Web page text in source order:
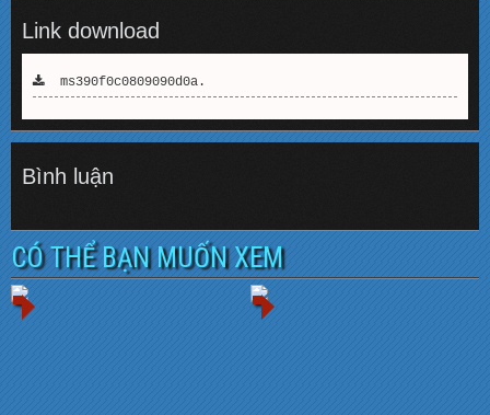
Link download
ms390f0c0809090d0a.
Bình luận
CÓ THỂ BẠN MUỐN XEM